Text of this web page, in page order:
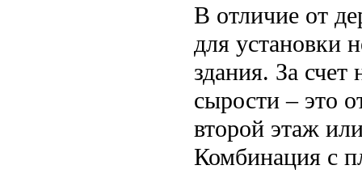
В отличие от
для установки
здания. За
сырости – это
второй этаж
Комбинация с